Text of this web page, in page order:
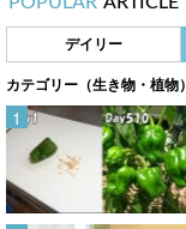
デイリー
カテゴリー（生き物・植物）